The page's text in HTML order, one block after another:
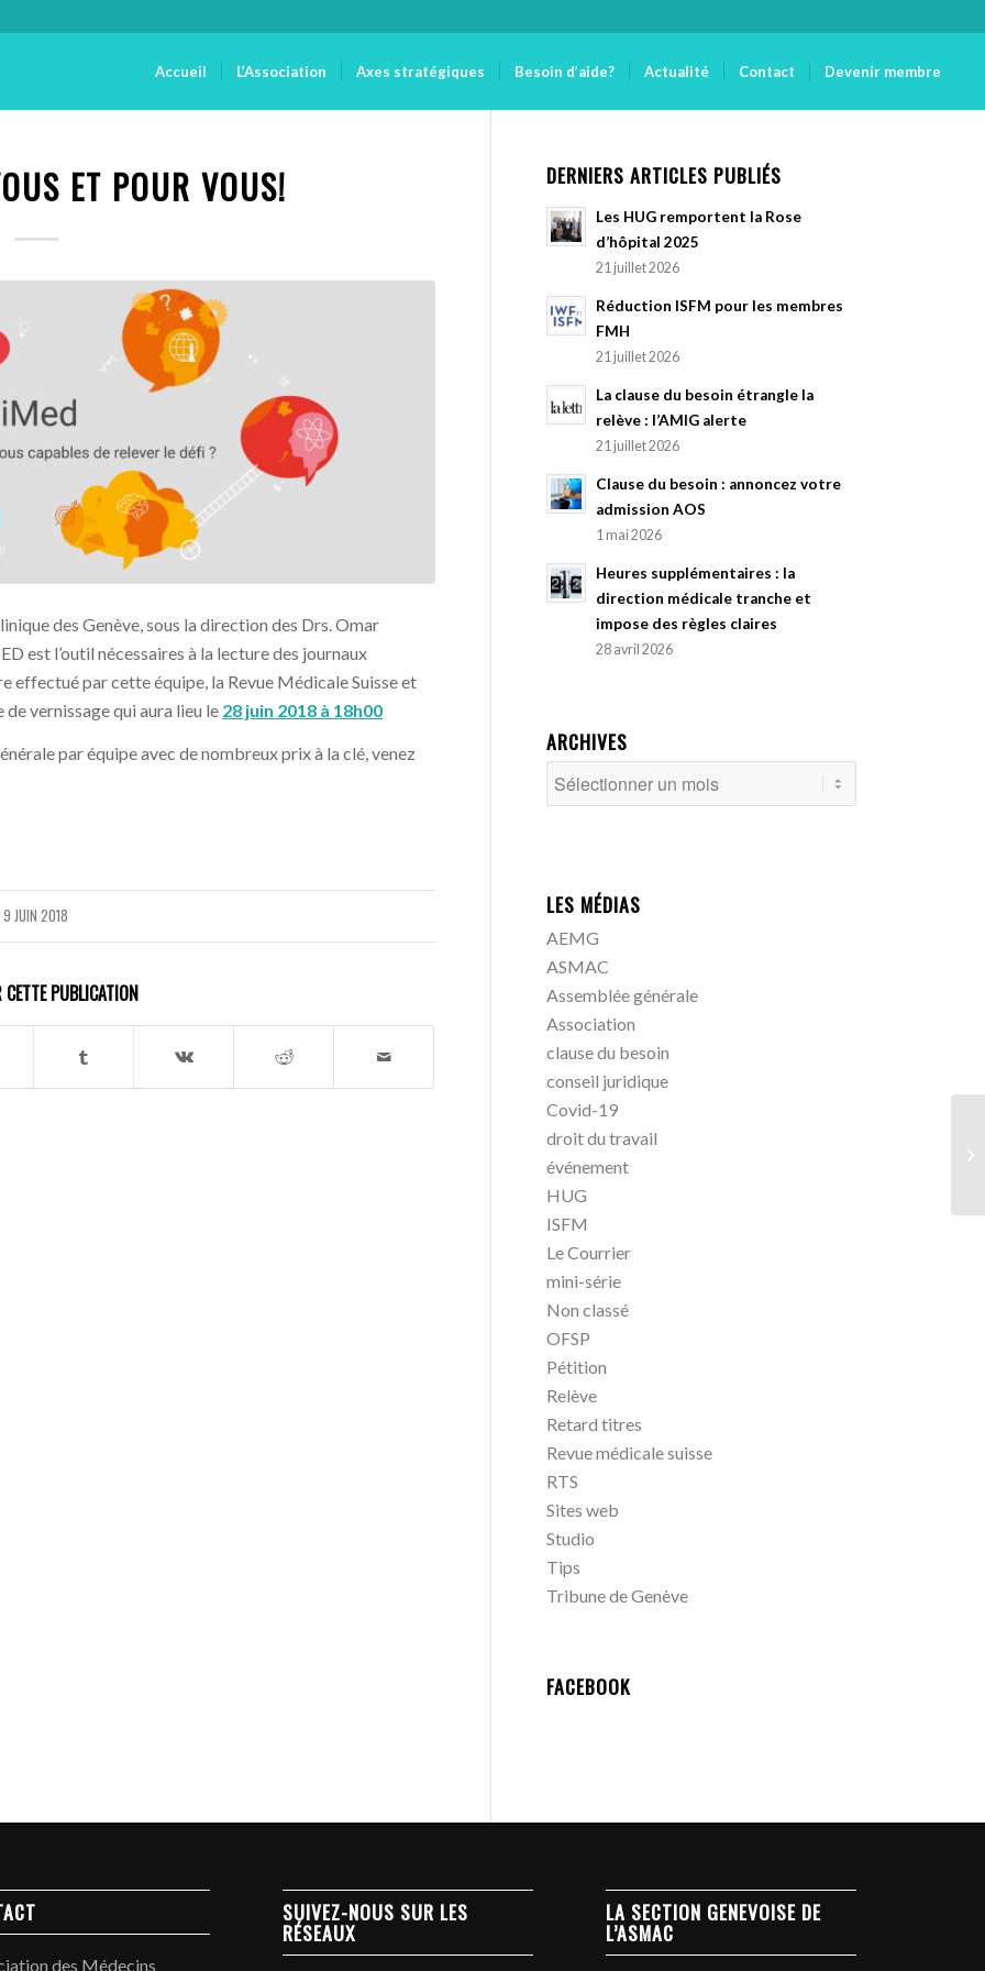
Accueil L’Association Axes stratégiques Besoin d’aide? Actualité Contact Devenir membre
ET POUR VOUS!
des Genève, sous la direction des Drs. Omar
est l’outil nécessaires à la lecture des journaux
par cette équipe, la Revue Médicale Suisse et
vernissage qui aura lieu le 28 juin 2018 à 18h00
par équipe avec de nombreux prix à la clé, venez
9 JUIN 2018
CETTE PUBLICATION
DERNIERS ARTICLES PUBLIÉS
Les HUG remportent la Rose
d’hôpital 2025
21 juillet 2026
Réduction ISFM pour les membres
FMH
21 juillet 2026
La clause du besoin étrangle la
relève : l’AMIG alerte
21 juillet 2026
Clause du besoin : annoncez votre
admission AOS
1 mai 2026
Heures supplémentaires : la
direction médicale tranche et
impose des règles claires
28 avril 2026
ARCHIVES
LES MÉDIAS
AEMG
ASMAC
Assemblée générale
Association
clause du besoin
conseil juridique
Covid-19
droit du travail
événement
HUG
ISFM
Le Courrier
mini-série
Non classé
OFSP
Pétition
Relève
Retard titres
Revue médicale suisse
RTS
Sites web
Studio
Tips
Tribune de Genève
FACEBOOK
des Médecins
SUIVEZ-NOUS SUR LES
RÉSEAUX
LA SECTION GENEVOISE DE
L’ASMAC